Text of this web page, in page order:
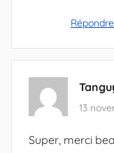
Répondre
13
Super, merci